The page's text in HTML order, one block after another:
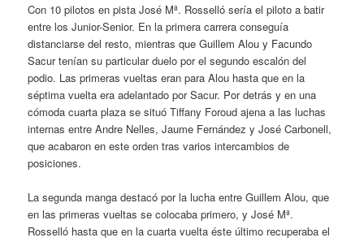
Con 10 pilotos en pista José Mª. Rosselló sería el piloto a batir
entre los Junior-Senior. En la primera carrera conseguía
distanciarse del resto, mientras que Guillem Alou y Facundo
Sacur tenían su particular duelo por el segundo escalón del
podio. Las primeras vueltas eran para Alou hasta que en la
séptima vuelta era adelantado por Sacur. Por detrás y en una
cómoda cuarta plaza se situó Tiffany Foroud ajena a las luchas
internas entre Andre Nelles, Jaume Fernández y José Carbonell,
que acabaron en este orden tras varios intercambios de
posiciones.
La segunda manga destacó por la lucha entre Guillem Alou, que
en las primeras vueltas se colocaba primero, y José Mª.
Rosselló hasta que en la cuarta vuelta éste último recuperaba el